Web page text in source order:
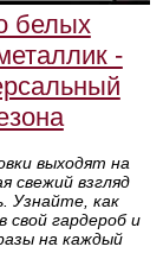
белых
-
выходят на
свежий взгляд
Узнайте, как
гардероб и
на каждый